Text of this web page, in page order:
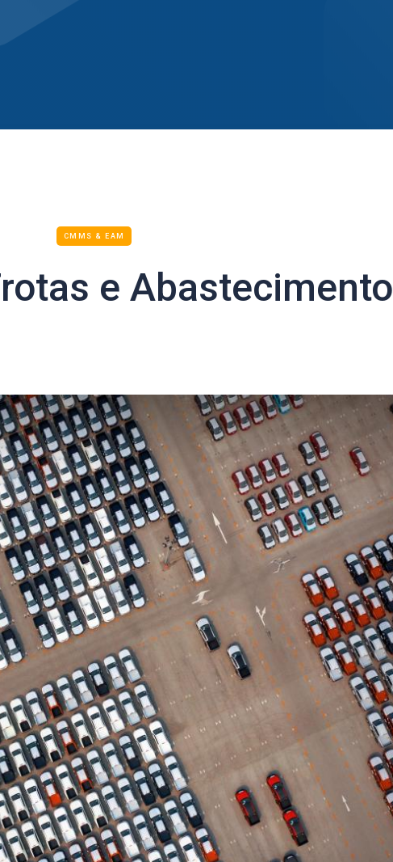
CMMS & EAM
e Abastecimento